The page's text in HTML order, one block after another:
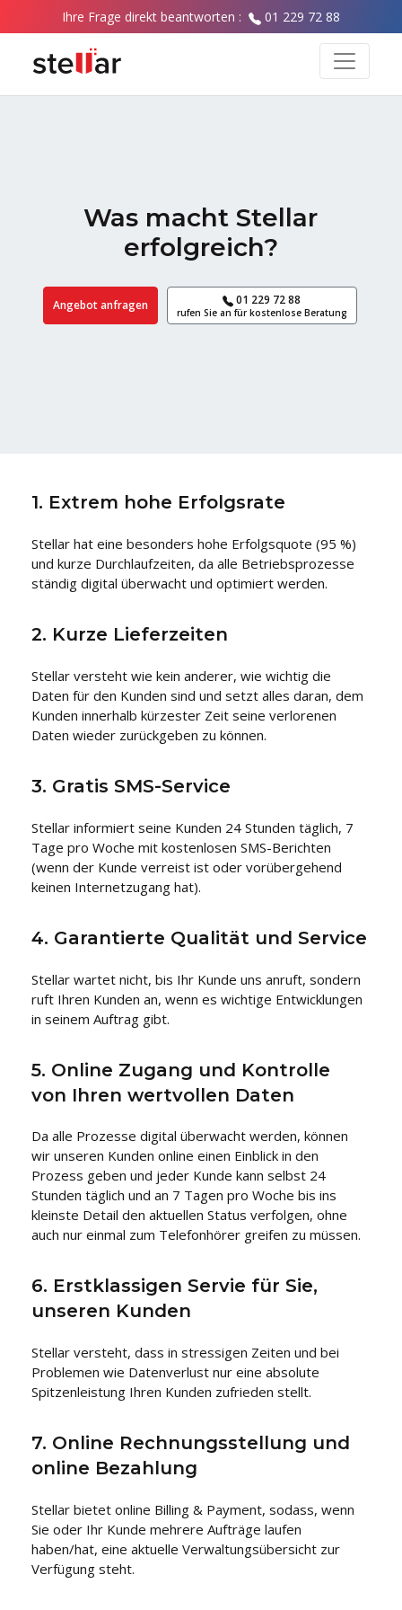
Ihre Frage direkt beantworten : 01 229 72 88
Was macht Stellar
erfolgreich?
Angebot anfragen 01 229 72 88
rufen Sie an für kostenlose Beratung
1. Extrem hohe Erfolgsrate
Stellar hat eine besonders hohe Erfolgsquote (95 %)
und kurze Durchlaufzeiten, da alle Betriebsprozesse
ständig digital überwacht und optimiert werden.
2. Kurze Lieferzeiten
Stellar versteht wie kein anderer, wie wichtig die
Daten für den Kunden sind und setzt alles daran, dem
Kunden innerhalb kürzester Zeit seine verlorenen
Daten wieder zurückgeben zu können.
3. Gratis SMS-Service
Stellar informiert seine Kunden 24 Stunden täglich, 7
Tage pro Woche mit kostenlosen SMS-Berichten
(wenn der Kunde verreist ist oder vorübergehend
keinen Internetzugang hat).
4. Garantierte Qualität und Service
Stellar wartet nicht, bis Ihr Kunde uns anruft, sondern
ruft Ihren Kunden an, wenn es wichtige Entwicklungen
in seinem Auftrag gibt.
5. Online Zugang und Kontrolle
von Ihren wertvollen Daten
Da alle Prozesse digital überwacht werden, können
wir unseren Kunden online einen Einblick in den
Prozess geben und jeder Kunde kann selbst 24
Stunden täglich und an 7 Tagen pro Woche bis ins
kleinste Detail den aktuellen Status verfolgen, ohne
auch nur einmal zum Telefonhörer greifen zu müssen.
6. Erstklassigen Servie für Sie,
unseren Kunden
Stellar versteht, dass in stressigen Zeiten und bei
Problemen wie Datenverlust nur eine absolute
Spitzenleistung Ihren Kunden zufrieden stellt.
7. Online Rechnungsstellung und
online Bezahlung
Stellar bietet online Billing & Payment, sodass, wenn
Sie oder Ihr Kunde mehrere Aufträge laufen
haben/hat, eine aktuelle Verwaltungsübersicht zur
Verfügung steht.